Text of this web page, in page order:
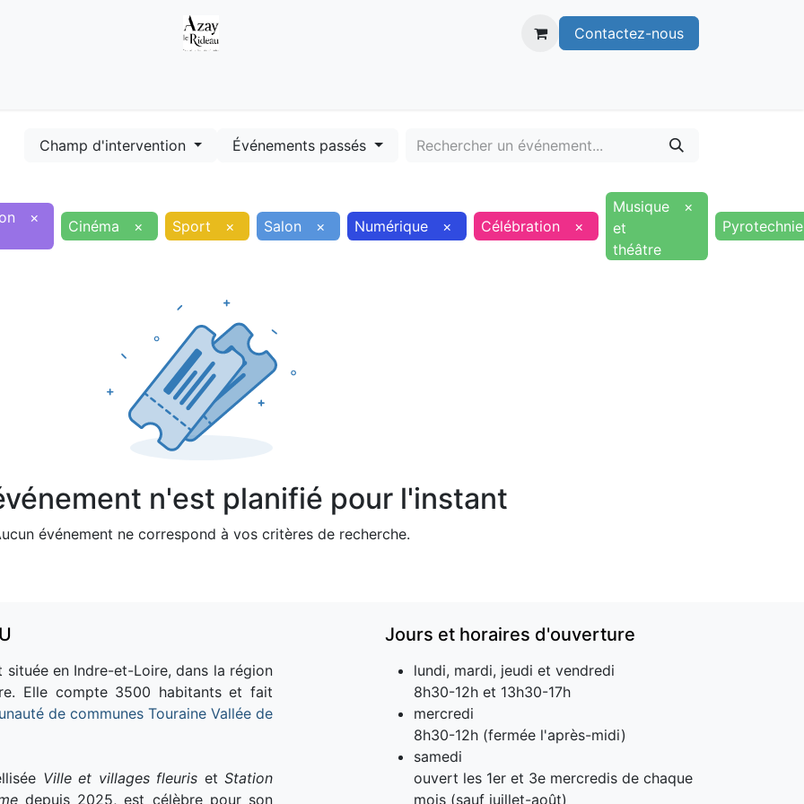
Contactez-nous
Champ d'intervention Événements passés
× Cinéma × Sport × Salon × Numérique × Célébration ×
Musique
et
théâtre
×
Pyrotechnie
n'est planifié pour l'instant
événement ne correspond à vos critères de recherche.
située en Indre-et-Loire, dans la région
Elle compte 3500 habitants et fait
de communes Touraine Vallée de
Ville et villages fleuris et Station
depuis 2025, est célèbre pour son
Jours et horaires d'ouverture
lundi, mardi, jeudi et vendredi
8h30-12h et 13h30-17h
mercredi
8h30-12h (fermée l'après-midi)
samedi
ouvert les 1er et 3e mercredis de chaque
mois (sauf juillet-août)